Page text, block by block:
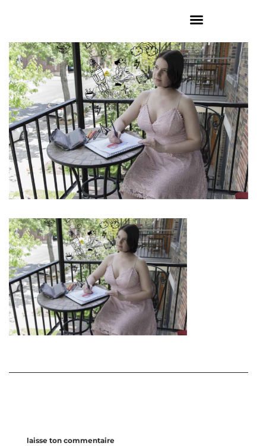
laisse ton commentaire